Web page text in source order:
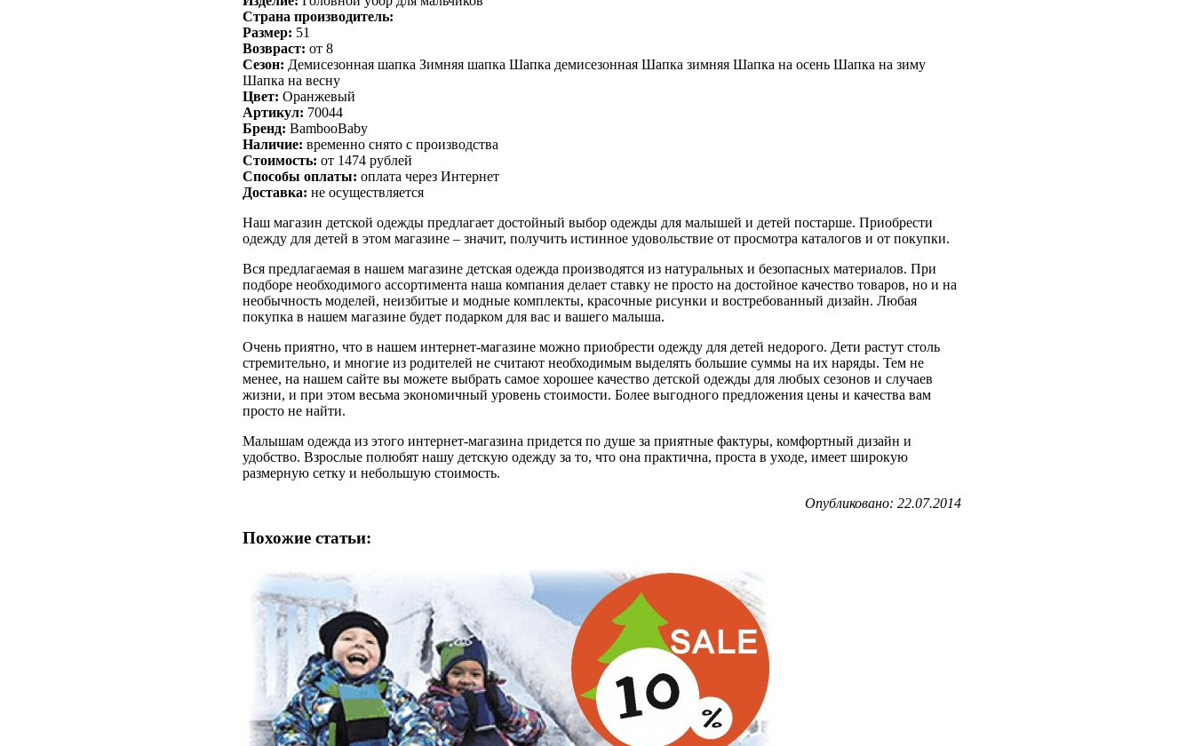
Страна производитель:
Размер: 51
Возвраст: от 8
Сезон: Демисезонная шапка Зимняя шапка Шапка демисезонная Шапка зимняя Шапка на осень Шапка на зиму
Шапка на весну
Цвет: Оранжевый
Артикул: 70044
Бренд: BambooBaby
Наличие: временно снято с производства
Стоимость: от 1474 рублей
Способы оплаты: оплата через Интернет
Доставка: не осуществляется
Наш магазин детской одежды предлагает достойный выбор одежды для малышей и детей постарше. Приобрести
одежду для детей в этом магазине – значит, получить истинное удовольствие от просмотра каталогов и от покупки.
Вся предлагаемая в нашем магазине детская одежда производятся из натуральных и безопасных материалов. При
подборе необходимого ассортимента наша компания делает ставку не просто на достойное качество товаров, но и на
необычность моделей, неизбитые и модные комплекты, красочные рисунки и востребованный дизайн. Любая
покупка в нашем магазине будет подарком для вас и вашего малыша.
Очень приятно, что в нашем интернет-магазине можно приобрести одежду для детей недорого. Дети растут столь
стремительно, и многие из родителей не считают необходимым выделять большие суммы на их наряды. Тем не
менее, на нашем сайте вы можете выбрать самое хорошее качество детской одежды для любых сезонов и случаев
жизни, и при этом весьма экономичный уровень стоимости. Более выгодного предложения цены и качества вам
просто не найти.
Малышам одежда из этого интернет-магазина придется по душе за приятные фактуры, комфортный дизайн и
удобство. Взрослые полюбят нашу детскую одежду за то, что она практична, проста в уходе, имеет широкую
размерную сетку и небольшую стоимость.
Опубликовано: 22.07.2014
Похожие статьи: